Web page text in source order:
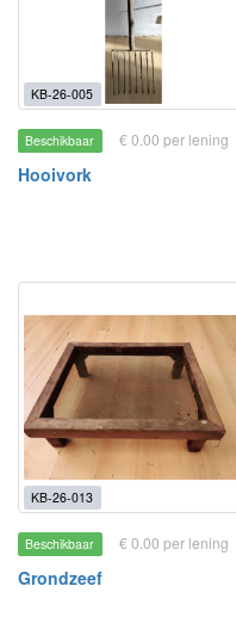
KB-26-005
Beschikbaar € 0.00 per lening
Hooivork
KB-26-013
Beschikbaar € 0.00 per lening
Grondzeef